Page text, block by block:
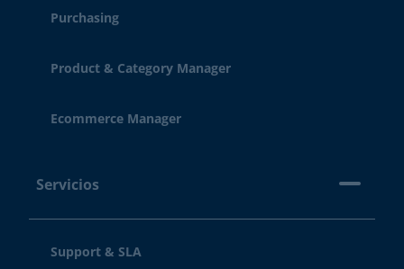
Purchasing
Product & Category Manager
Ecommerce Manager
Servicios
Support & SLA